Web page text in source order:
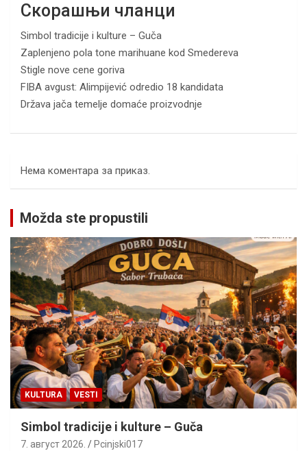
Скорашњи чланци
Simbol tradicije i kulture – Guča
Zaplenjeno pola tone marihuane kod Smedereva
Stigle nove cene goriva
FIBA avgust: Alimpijević odredio 18 kandidata
Država jača temelje domaće proizvodnje
Нема коментара за приказ.
Možda ste propustili
KULTURA VESTI
Simbol tradicije i kulture – Guča
7. август 2026. Pcinjski017